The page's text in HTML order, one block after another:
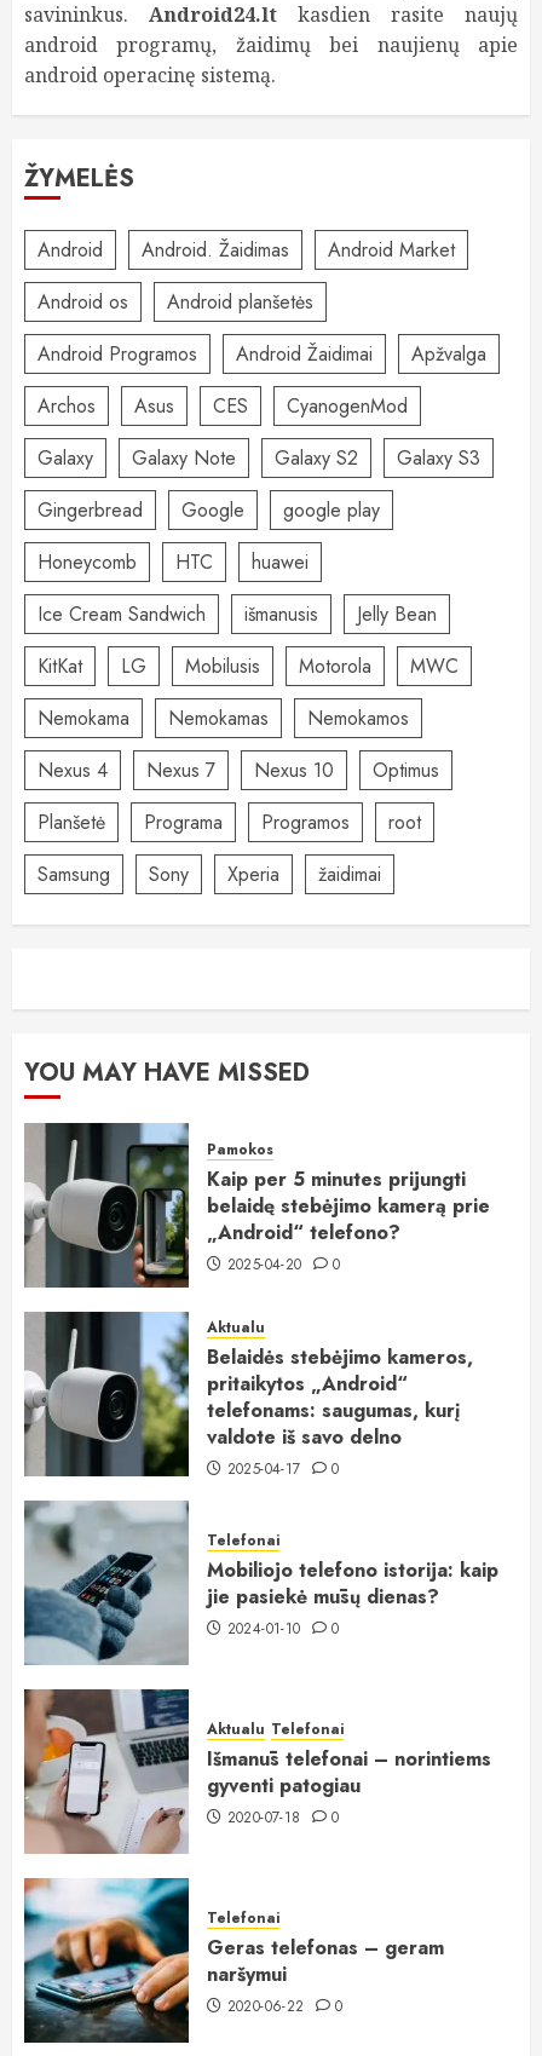
savininkus. Android24.lt kasdien rasite naujų
android programų, žaidimų bei naujienų apie
android operacinę sistemą.
ŽYMELĖS
Android Android. Žaidimas
Android Market
Android os
Android planšetės
Android Programos
Android Žaidimai
Apžvalga
Archos
Asus CES
CyanogenMod
Galaxy
Galaxy Note Galaxy S2
Galaxy S3
Gingerbread
Google
google play
Honeycomb
HTC
huawei
Ice Cream Sandwich
išmanusis
Jelly Bean
KitKat
LG Mobilusis Motorola
MWC
Nemokama
Nemokamas
Nemokamos
Nexus 4
Nexus 7 Nexus 10
Optimus
Planšetė
Programa Programos
root
Samsung
Sony Xperia žaidimai
YOU MAY HAVE MISSED
Pamokos
Kaip per 5 minutes prijungti
belaidę stebėjimo kamerą prie
„Android“ telefono?
2025-04-20 0
Aktualu
Belaidės stebėjimo kameros,
pritaikytos „Android“
telefonams: saugumas, kurį
valdote iš savo delno
2025-04-17 0
Telefonai
Mobiliojo telefono istorija: kaip
jie pasiekė mūsų dienas?
2024-01-10 0
Aktualu Telefonai
Išmanūs telefonai – norintiems
gyventi patogiau
2020-07-18 0
Telefonai
Geras telefonas – geram
naršymui
2020-06-22 0